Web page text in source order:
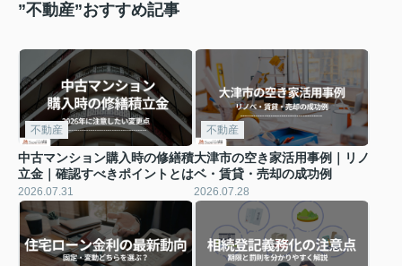
”不動産”おすすめ記事
不動産
中古マンション購入時の修繕積
立金｜確認すべきポイントとは
2026.07.31
不動産
大津市の空き家活用事例｜リノ
ベ・賃貸・売却の成功例
2026.07.28